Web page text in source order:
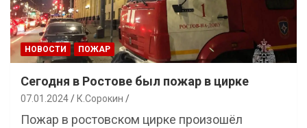
НОВОСТИ ПОЖАР
Сегодня в Ростове был пожар в цирке
07.01.2024 К.Сорокин
Пожар в ростовском цирке произошёл